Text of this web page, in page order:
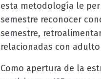
esta metodología le
semestre reconocer
semestre,
relacionadas con
Como apertura de la